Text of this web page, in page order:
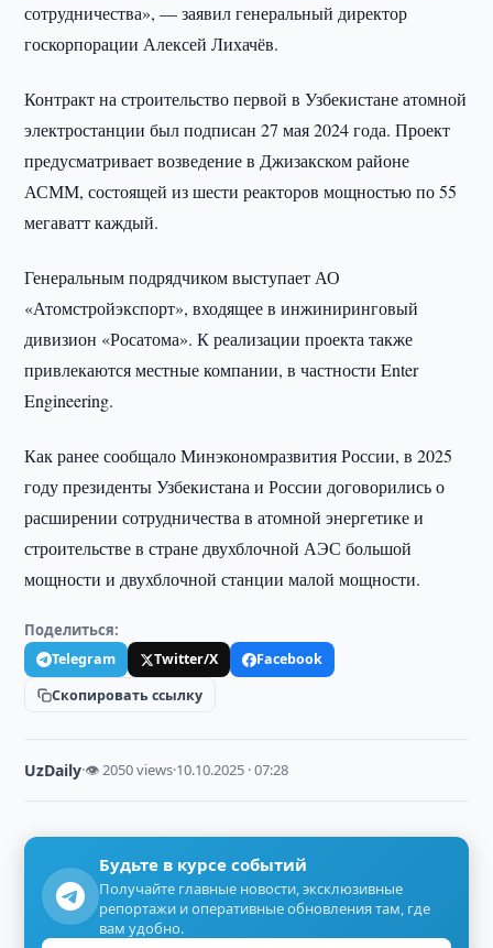
сотрудничества», — заявил генеральный директор
госкорпорации Алексей Лихачёв.
Контракт на строительство первой в Узбекистане атомной
электростанции был подписан 27 мая 2024 года. Проект
предусматривает возведение в Джизакском районе
АСММ, состоящей из шести реакторов мощностью по 55
мегаватт каждый.
Генеральным подрядчиком выступает АО
«Атомстройэкспорт», входящее в инжиниринговый
дивизион «Росатома». К реализации проекта также
привлекаются местные компании, в частности Enter
Engineering.
Как ранее сообщало Минэкономразвития России, в 2025
году президенты Узбекистана и России договорились о
расширении сотрудничества в атомной энергетике и
строительстве в стране двухблочной АЭС большой
мощности и двухблочной станции малой мощности.
Поделиться:
Telegram Twitter/X
Facebook
Скопировать ссылку
UzDaily·👁 2050 views·10.10.2025 · 07:28
Будьте в курсе событий
Получайте главные новости, эксклюзивные
репортажи и оперативные обновления там, где
вам удобно.